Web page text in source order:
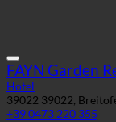
FAYN Garden
Hotel
39022 39022,
+39 0473 220 355